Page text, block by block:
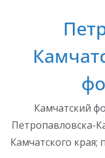
Камчатский
Петропавловска-
Камчатского края;